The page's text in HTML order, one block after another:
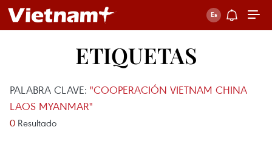
ETIQUETAS
PALABRA CLAVE: "COOPERACIÓN VIETNAM CHINA
LAOS MYANMAR"
0 Resultado